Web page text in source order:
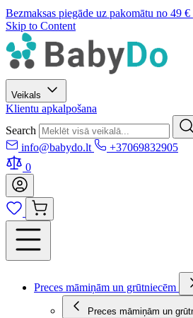
Bezmaksas piegāde uz pakomātu no 49 €
Skip to Content
Veikals
Klientu apkalpošana
Search
info@babydo.lt
+37069832905
0
Preces māmiņām un grūtniecēm
Preces māmiņām un